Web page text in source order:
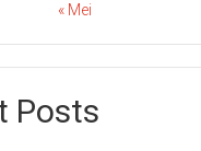
« Mei
Posts